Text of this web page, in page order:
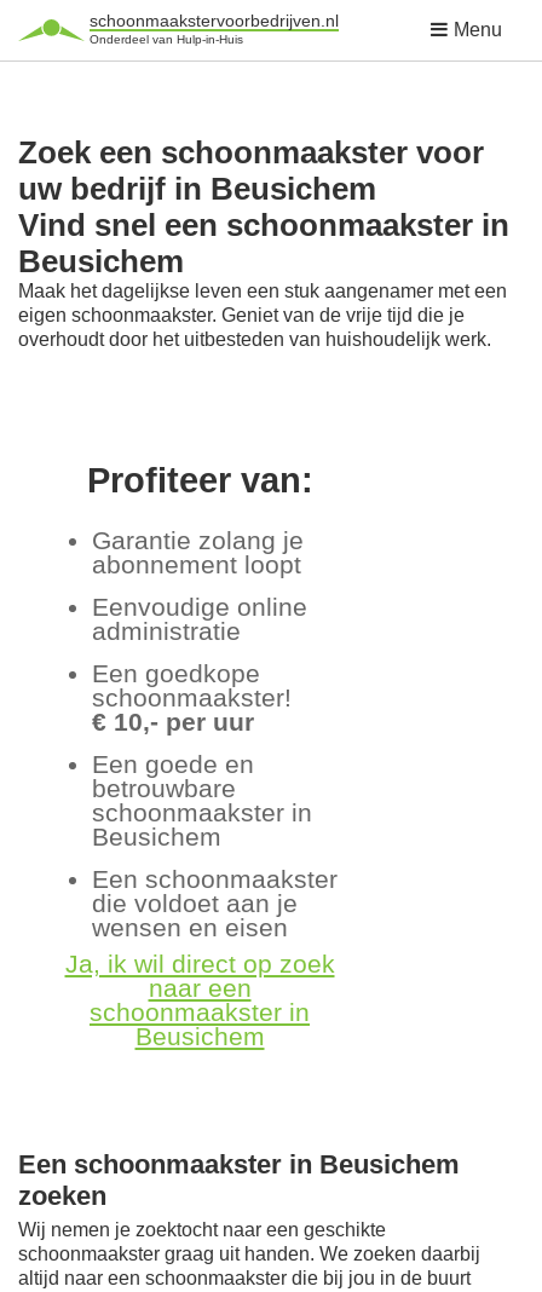
schoonmaakstervoorbedrijven.nl
Onderdeel van Hulp-in-Huis Menu
Zoek een schoonmaakster voor
uw bedrijf in Beusichem
Vind snel een schoonmaakster in
Beusichem
Maak het dagelijkse leven een stuk aangenamer met een
eigen schoonmaakster. Geniet van de vrije tijd die je
overhoudt door het uitbesteden van huishoudelijk werk.
Profiteer van:
Garantie zolang je
abonnement loopt
Eenvoudige online
administratie
Een goedkope
schoonmaakster!
€ 10,- per uur
Een goede en
betrouwbare
schoonmaakster in
Beusichem
Een schoonmaakster
die voldoet aan je
wensen en eisen
Ja, ik wil direct op zoek
naar een
schoonmaakster in
Beusichem
Een schoonmaakster in Beusichem
zoeken
Wij nemen je zoektocht naar een geschikte
schoonmaakster graag uit handen. We zoeken daarbij
altijd naar een schoonmaakster die bij jou in de buurt